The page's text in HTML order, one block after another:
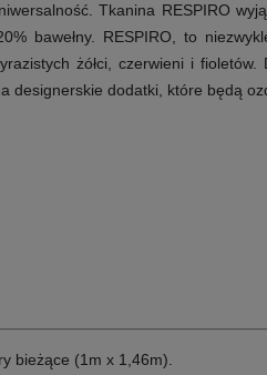
Tkanina RESPIRO
bawełny. RESPIRO, to
żółci, czerwieni i fioletów.
designerskie dodatki, które będą
bieżące (1m x 1,46m).